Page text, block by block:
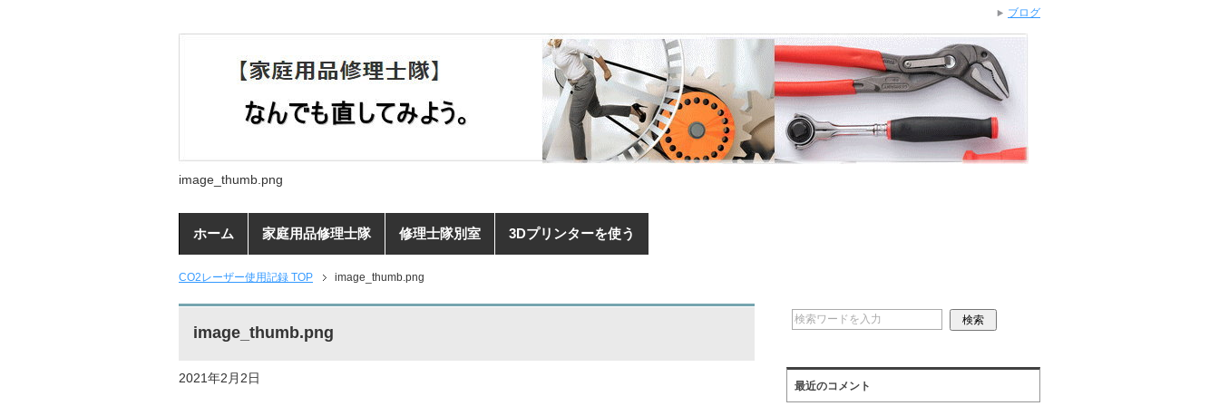
image_thumb.png
ホーム 家庭用品修理士隊 修理士隊別室 3Dプリンターを使う
CO2レーザー使用記録 TOP image_thumb.png
image_thumb.png
2021年2月2日
最近のコメント
ブログ